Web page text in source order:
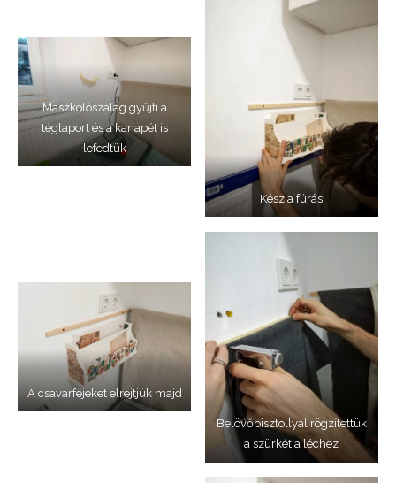
Maszkolószalag gyűjti a
téglaport és a kanapét is
lefedtük
Kész a fúrás
A csavarfejeket elrejtjük majd
Belövőpisztollyal rögzítettük
a szürkét a léchez